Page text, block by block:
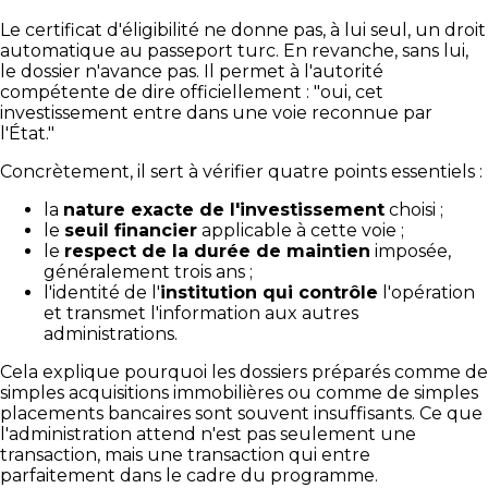
Le certificat d'éligibilité ne donne pas, à lui seul, un droit
automatique au passeport turc. En revanche, sans lui,
le dossier n'avance pas. Il permet à l'autorité
compétente de dire officiellement : "oui, cet
investissement entre dans une voie reconnue par
l'État."
Concrètement, il sert à vérifier quatre points essentiels :
la nature exacte de l'investissement choisi ;
le seuil financier applicable à cette voie ;
le respect de la durée de maintien imposée,
généralement trois ans ;
l'identité de l'institution qui contrôle l'opération
et transmet l'information aux autres
administrations.
Cela explique pourquoi les dossiers préparés comme de
simples acquisitions immobilières ou comme de simples
placements bancaires sont souvent insuffisants. Ce que
l'administration attend n'est pas seulement une
transaction, mais une transaction qui entre
parfaitement dans le cadre du programme.